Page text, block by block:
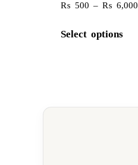
₨ 500 – ₨ 6,000
Select options